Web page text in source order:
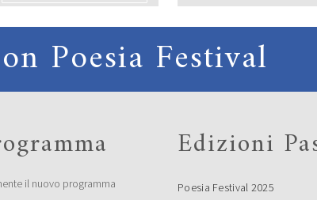
LOCATION
Poesia Festival
il nuovo programma
Edizioni
Poesia Festival 2025